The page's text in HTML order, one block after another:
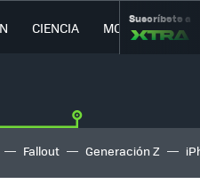
CIENCIA MOVILIDAD
Suscríbete a
Fallout Generación Z